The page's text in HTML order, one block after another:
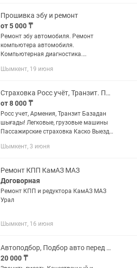
Прошивка эбу и ремонт
от 5 000 ₸
Ремонт эбу автомобиля. Ремонт
компьютера автомобиля.
Компьютерная диагностика.
Адаптация АКПП И Дроссельной
электричеству...
Шымкент, 19 июня
Страховка Росс учёт, Транзит. Пассажирская страховка.
от 8 000 ₸
Росс учет, Армения, Транзит Базадан
шығады! Легковые, грузовые машины
Пассажирские страховка Каско Выезд
любой город, на все виды транспорта!
Шымкент, 3 июня
Ремонт КПП КамАЗ МАЗ
Договорная
Ремонт КПП и редуктора КамАЗ МАЗ
Урал
Шымкент, 16 июня
Автоподбор, Подбор авто перед покупкой.
20 000 ₸